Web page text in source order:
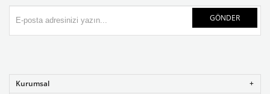
GÖNDER
Kurumsal